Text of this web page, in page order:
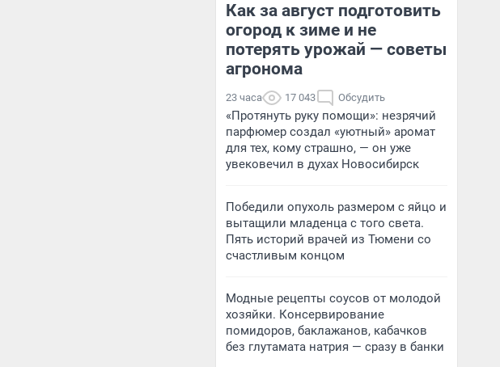
Как за август подготовить
огород к зиме и не
потерять урожай — советы
агронома
23 часа 17 043 Обсудить
«Протянуть руку помощи»: незрячий
парфюмер создал «уютный» аромат
для тех, кому страшно, — он уже
увековечил в духах Новосибирск
Победили опухоль размером с яйцо и
вытащили младенца с того света.
Пять историй врачей из Тюмени со
счастливым концом
Модные рецепты соусов от молодой
хозяйки. Консервирование
помидоров, баклажанов, кабачков
без глутамата натрия — сразу в банки